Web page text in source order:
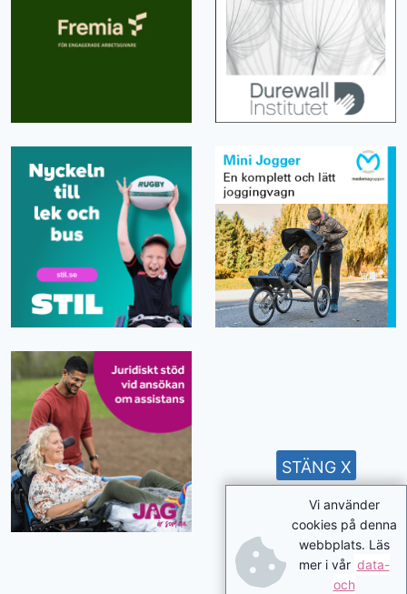
Vi använder
cookies på denna
webbplats. Läs
mer i vår data-
och
STÄNG X